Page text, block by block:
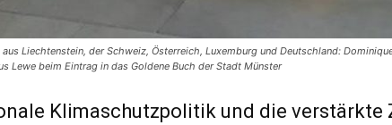
Liechtenstein, der Schweiz, Österreich, Luxemburg und Deutschland:
Lewe beim Eintrag in das Goldene Buch der Stadt Münster
Klimaschutzpolitik und die verstärkte